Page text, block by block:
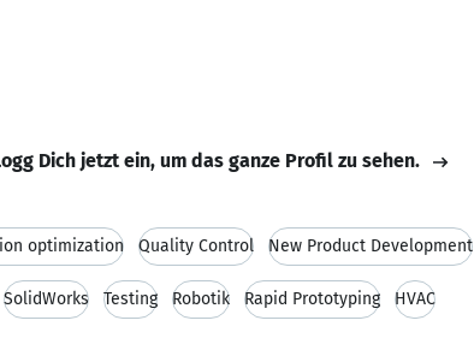
Dich jetzt ein, um das ganze Profil zu sehen.
optimization Quality Control New Product Development
SolidWorks Testing Robotik Rapid Prototyping HVAC